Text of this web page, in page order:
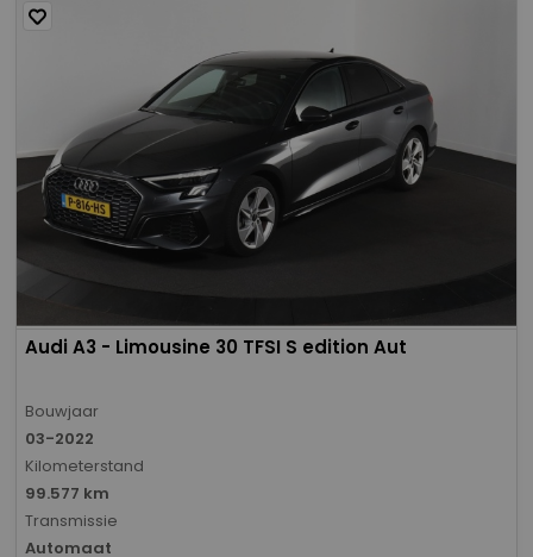
Audi A3 - Limousine 30 TFSI S edition Aut
Bouwjaar
03-2022
Kilometerstand
99.577 km
Transmissie
Automaat